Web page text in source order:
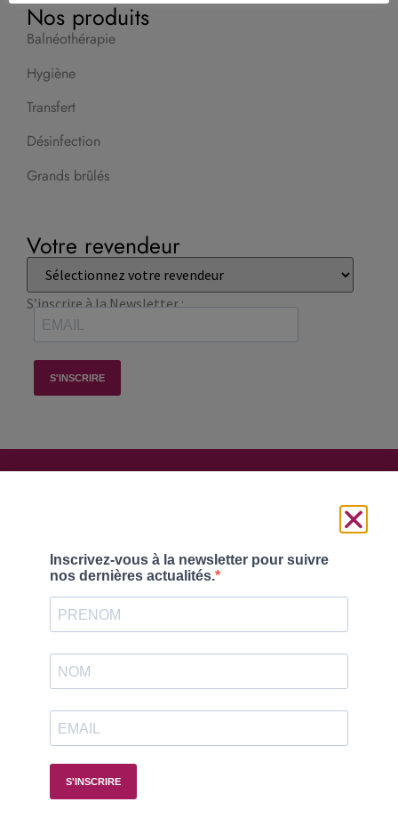
Nos produits
Balnéothérapie
Hygiène
Transfert
Désinfection
Grands brûlés
Votre revendeur
S’inscrire à la Newsletter :
Suivez-nous